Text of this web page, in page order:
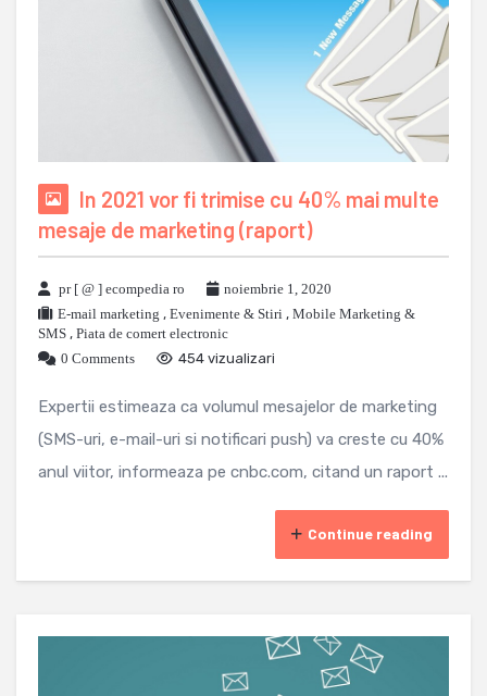
In 2021 vor fi trimise cu 40% mai multe
mesaje de marketing (raport)
pr [ @ ] ecompedia ro
noiembrie 1, 2020
E-mail marketing , Evenimente & Stiri , Mobile Marketing &
SMS , Piata de comert electronic
0 Comments
454 vizualizari
Expertii estimeaza ca volumul mesajelor de marketing
(SMS-uri, e-mail-uri si notificari push) va creste cu 40%
anul viitor, informeaza pe cnbc.com, citand un raport ...
Continue reading